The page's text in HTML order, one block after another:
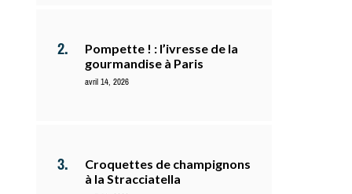
Pompette ! : l’ivresse de la
gourmandise à Paris
avril 14, 2026
Croquettes de champignons
à la Stracciatella